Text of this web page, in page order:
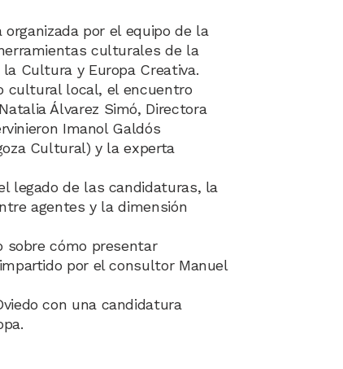
organizada por el equipo de la
culturales de la
Cultura y Europa Creativa.
cultural local, el encuentro
Álvarez Simó, Directora
Imanol Galdós
Cultural) y la experta
legado de las candidaturas, la
agentes y la dimensión
sobre cómo presentar
por el consultor Manuel
con una candidatura